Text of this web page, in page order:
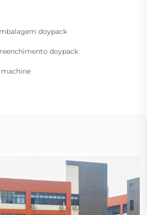
doypack
doypack